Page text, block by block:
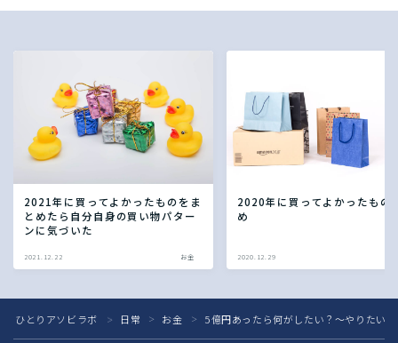
2021年に買ってよかったものをま
とめたら自分自身の買い物パター
ンに気づいた
2021.12.22 お金
2020年に買ってよかったもの
め
2020.12.29
ひとりアソビラボ ＞ 日常 ＞ お金 ＞ 5億円あったら何がしたい？〜やりたい